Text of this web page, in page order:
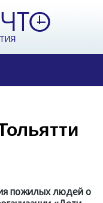
пожилых людей о